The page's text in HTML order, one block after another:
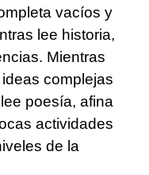
vacíos y
lee historia,
Mientras
complejas
poesía, afina
actividades
de la